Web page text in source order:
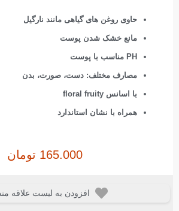
حاوی روغن های گیاهی مانند نارگیل
مانع خشک شدن پوست
PH مناسب با پوست
مصارف مختلف: دست، صورت، بدن
با اسانس floral fruity
همراه با نشان استاندارد
165.000 تومان
افزودن به لیست علاقه